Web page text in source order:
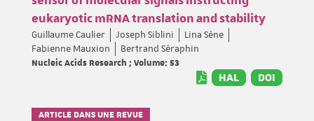
eukaryotic mRNA translation and stability
Guillaume Caulier Joseph Siblini
Lina Sène
Fabienne Mauxion
Bertrand Séraphin
Nucleic Acids Research ; Volume: 53
HAL DOI
ARTICLE DANS UNE REVUE